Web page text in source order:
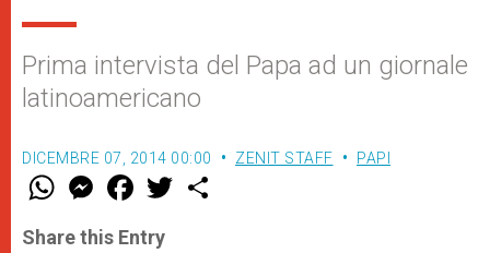
Prima intervista del Papa ad un giornale
latinoamericano
DICEMBRE 07, 2014 00:00 ZENIT STAFF PAPI
W
t
s
M
e
s
e
F
a
e
b
w
Share this Entry